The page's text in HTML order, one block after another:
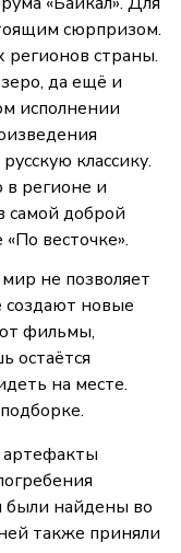
сюрпризом.
регионов страны.
да ещё и
исполнении
классику.
регионе и
самой доброй
весточке».
не позволяет
создают новые
фильмы,
остаётся
на месте.
артефакты
были найдены во
также приняли